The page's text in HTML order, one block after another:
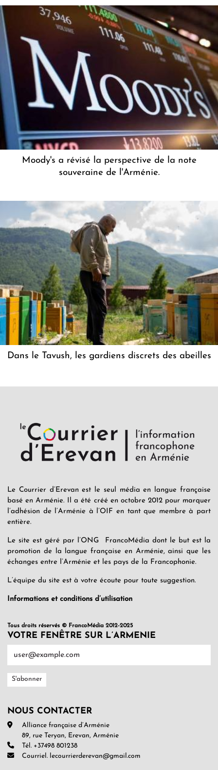
Moody's a révisé la perspective de la note
souveraine de l'Arménie.
Dans le Tavush, les gardiens discrets des abeilles
Le Courrier d’Erevan est le seul média en langue française
basé en Arménie. Il a été créé en octobre 2012 pour marquer
l’adhésion de l’Arménie à l’OIF en tant que membre à part
entière.
Le site est géré par l’ONG FrancoMédia dont le but est la
promotion de la langue française en Arménie, ainsi que les
échanges entre l’Arménie et les pays de la Francophonie.
L’équipe du site est à votre écoute pour toute suggestion.
Informations et conditions d’utilisation
Tous droits réservés © FrancoMédia 2012-2025
VOTRE FENÊTRE SUR L’ARMENIE
NOUS CONTACTER
Alliance française d’Arménie
89, rue Teryan, Erevan, Arménie
Tél. +37498 801238
Courriel. lecourrierderevan@gmail.com